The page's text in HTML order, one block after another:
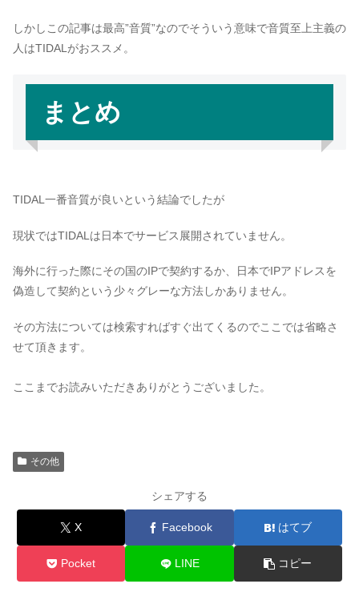
しかしこの記事は最高”音質”なのでそういう意味で音質至上主義の
人はTIDALがおススメ。
まとめ
TIDAL一番音質が良いという結論でしたが
現状ではTIDALは日本でサービス展開されていません。
海外に行った際にその国のIPで契約するか、日本でIPアドレスを
偽造して契約という少々グレーな方法しかありません。
その方法については検索すればすぐ出てくるのでここでは省略さ
せて頂きます。
ここまでお読みいただきありがとうございました。
その他
シェアする
X Facebook はてブ
Pocket LINE コピー